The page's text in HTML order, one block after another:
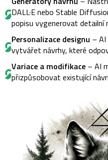
DALL·E nebo Stable
popisu vygenerovat detailní
Personalizace designu –
vytvářet návrhy, které
Variace a modifikace – AI
přizpůsobovat existující